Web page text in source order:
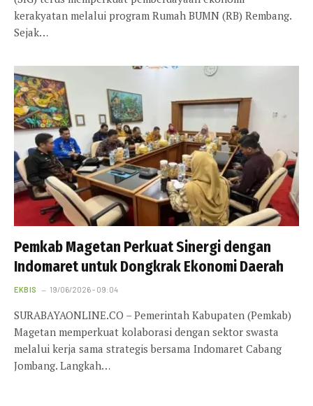
kerakyatan melalui program Rumah BUMN (RB) Rembang.
Sejak…
Pemkab Magetan Perkuat Sinergi dengan
Indomaret untuk Dongkrak Ekonomi Daerah
EKBIS 19/06/2026 - 09:04
SURABAYAONLINE.CO – Pemerintah Kabupaten (Pemkab)
Magetan memperkuat kolaborasi dengan sektor swasta
melalui kerja sama strategis bersama Indomaret Cabang
Jombang. Langkah…